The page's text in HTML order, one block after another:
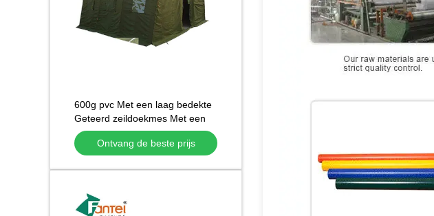
600g pvc Met een laag bedekte
Geteerd zeildoekmes Met een
laag bedekte Methode voor
Vrachtwagendekking
Ontvang de beste prijs